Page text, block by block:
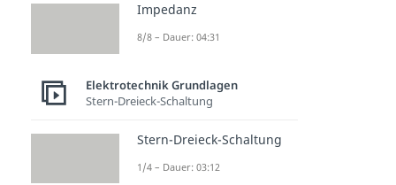
Impedanz
8/8 – Dauer: 04:31
Elektrotechnik Grundlagen
Stern-Dreieck-Schaltung
Stern-Dreieck-Schaltung
1/4 – Dauer: 03:12